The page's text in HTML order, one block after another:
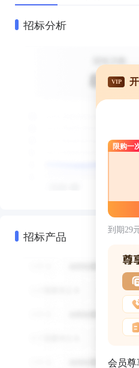
招标分析
招标产品
VIP
限购一
到期29
会员